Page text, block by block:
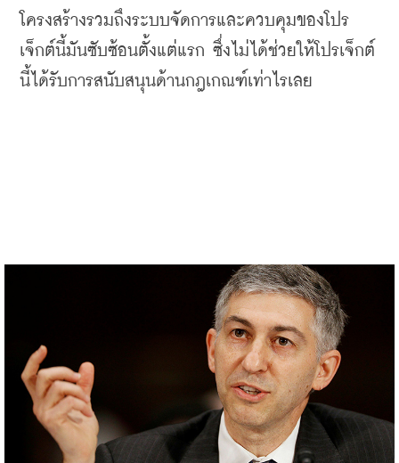
โครงสร้างรวมถึงระบบจัดการและควบคุมของโปร
เจ็กต์นี้มันซับซ้อนตั้งแต่แรก ซึ่งไม่ได้ช่วยให้โปรเจ็กต์
นี้ได้รับการสนับสนุนด้านกฎเกณฑ์เท่าไรเลย